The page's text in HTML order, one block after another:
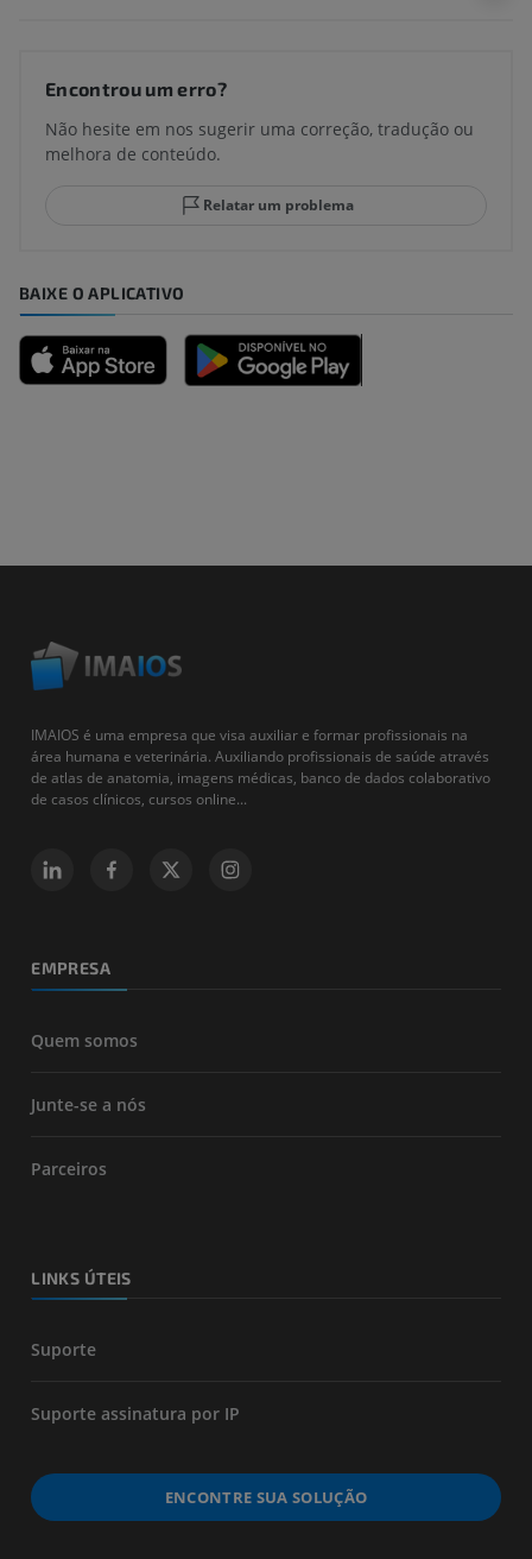
Encontrou um erro?
Não hesite em nos sugerir uma correção, tradução ou
melhora de conteúdo.
Relatar um problema
BAIXE O APLICATIVO
IMAIOS é uma empresa que visa auxiliar e formar profissionais na
área humana e veterinária. Auxiliando profissionais de saúde através
de atlas de anatomia, imagens médicas, banco de dados colaborativo
de casos clínicos, cursos online...
EMPRESA
Quem somos
Junte-se a nós
Parceiros
LINKS ÚTEIS
Suporte
Suporte assinatura por IP
ENCONTRE SUA SOLUÇÃO